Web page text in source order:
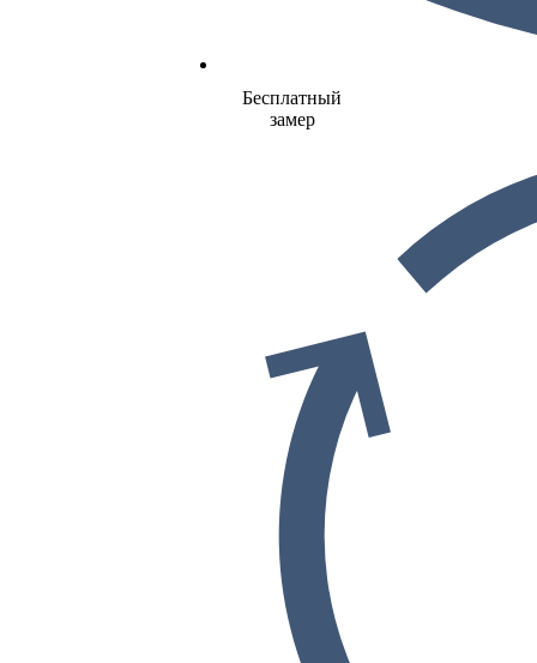
Бесплатный
замер